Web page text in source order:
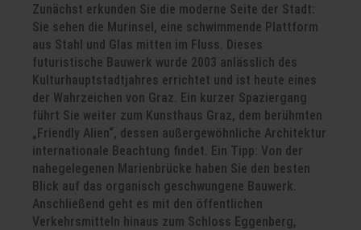
Zunächst erkunden Sie die moderne Seite der Stadt:
Sie sehen die Murinsel, eine schwimmende Plattform
aus Stahl und Glas mitten im Fluss. Dieses
futuristische Bauwerk wurde 2003 anlässlich des
Kulturhauptstadtjahres errichtet und ist heute eines
der Wahrzeichen von Graz. Ein kurzer Spaziergang
führt Sie weiter zum Kunsthaus Graz, dem berühmten
„Friendly Alien“, dessen außergewöhnliche Architektur
internationale Beachtung findet. Ein Tipp: Von der
nahegelegenen Marienbrücke haben Sie den besten
Blick auf das organisch geschwungene Bauwerk.
Anschließend geht es mit den öffentlichen
Verkehrsmitteln hinaus zum Schloss Eggenberg,